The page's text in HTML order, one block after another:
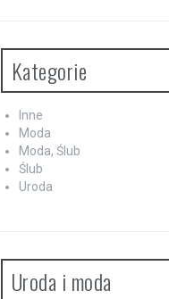
Kategorie
Inne
Moda
Moda, Ślub
Ślub
Uroda
Uroda i moda